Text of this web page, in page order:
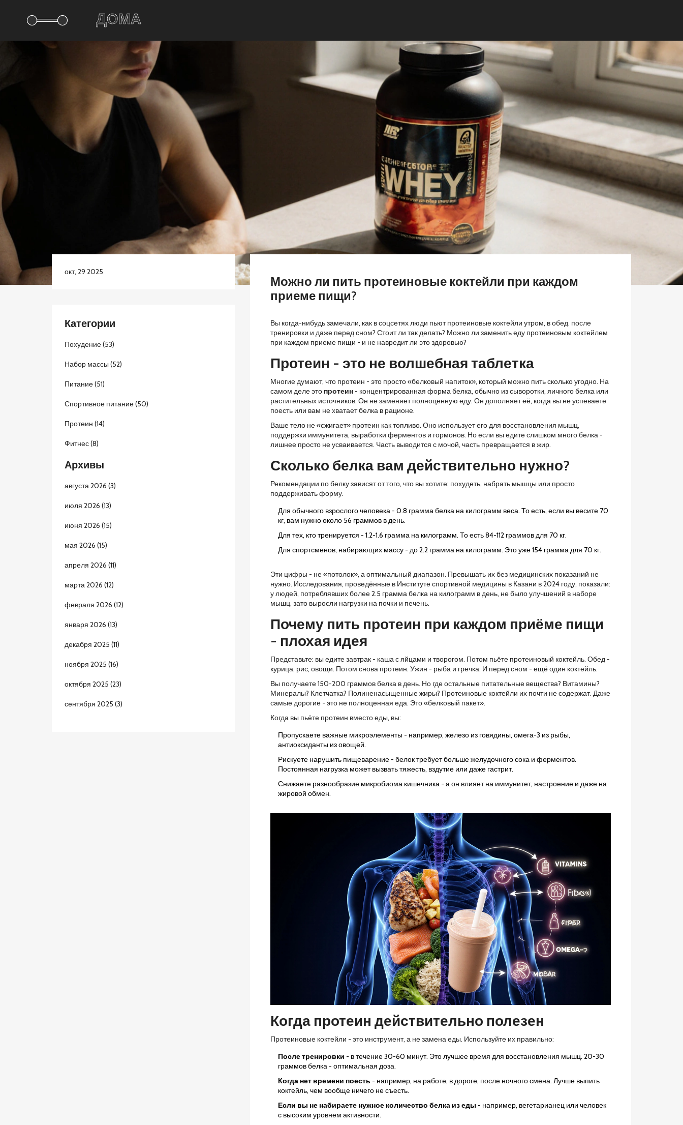
Можно ли пить протеиновые коктейли при каждом
приеме пищи?
Вы когда-нибудь замечали, как в соцсетях люди пьют протеиновые коктейли утром, в обед, после
тренировки и даже перед сном? Стоит ли так делать? Можно ли заменить еду протеиновым коктейлем
при каждом приеме пищи - и не навредит ли это здоровью?
Протеин - это не волшебная таблетка
Многие думают, что протеин - это просто «белковый напиток», который можно пить сколько угодно. На
самом деле это протеин - концентрированная форма белка, обычно из сыворотки, яичного белка или
растительных источников. Он не заменяет полноценную еду. Он дополняет её, когда вы не успеваете
поесть или вам не хватает белка в рационе.
Ваше тело не «сжигает» протеин как топливо. Оно использует его для восстановления мышц,
поддержки иммунитета, выработки ферментов и гормонов. Но если вы едите слишком много белка -
лишнее просто не усваивается. Часть выводится с мочой, часть превращается в жир.
Сколько белка вам действительно нужно?
Рекомендации по белку зависят от того, что вы хотите: похудеть, набрать мышцы или просто
поддерживать форму.
Для обычного взрослого человека - 0.8 грамма белка на килограмм веса. То есть, если вы весите 70
кг, вам нужно около 56 граммов в день.
Для тех, кто тренируется - 1.2-1.6 грамма на килограмм. То есть 84-112 граммов для 70 кг.
Для спортсменов, набирающих массу - до 2.2 грамма на килограмм. Это уже 154 грамма для 70 кг.
Эти цифры - не «потолок», а оптимальный диапазон. Превышать их без медицинских показаний не
нужно. Исследования, проведённые в Институте спортивной медицины в Казани в 2024 году, показали:
у людей, потреблявших более 2.5 грамма белка на килограмм в день, не было улучшений в наборе
мышц, зато выросли нагрузки на почки и печень.
Почему пить протеин при каждом приёме пищи
- плохая идея
Представьте: вы едите завтрак - каша с яйцами и творогом. Потом пьёте протеиновый коктейль. Обед -
курица, рис, овощи. Потом снова протеин. Ужин - рыба и гречка. И перед сном - ещё один коктейль.
Вы получаете 150-200 граммов белка в день. Но где остальные питательные вещества? Витамины?
Минералы? Клетчатка? Полиненасыщенные жиры? Протеиновые коктейли их почти не содержат. Даже
самые дорогие - это не полноценная еда. Это «белковый пакет».
Когда вы пьёте протеин вместо еды, вы:
Пропускаете важные микроэлементы - например, железо из говядины, омега-3 из рыбы,
антиоксиданты из овощей.
Рискуете нарушить пищеварение - белок требует больше желудочного сока и ферментов.
Постоянная нагрузка может вызвать тяжесть, вздутие или даже гастрит.
Снижаете разнообразие микробиома кишечника - а он влияет на иммунитет, настроение и даже на
жировой обмен.
Когда протеин действительно полезен
Протеиновые коктейли - это инструмент, а не замена еды. Используйте их правильно:
После тренировки - в течение 30-60 минут. Это лучшее время для восстановления мышц. 20-30
граммов белка - оптимальная доза.
Когда нет времени поесть - например, на работе, в дороге, после ночного смена. Лучше выпить
коктейль, чем вообще ничего не съесть.
Если вы не набираете нужное количество белка из еды - например, вегетарианец или человек
с высоким уровнем активности.
окт, 29 2025
Категории
Похудение(53)
Набор массы (52)
Питание(51)
Спортивное питание(50)
Протеин (14)
Фитнес(8)
Архивы
августа 2026 (3)
июля 2026 (13)
июня 2026 (15)
мая 2026 (15)
апреля 2026 (11)
марта 2026 (12)
февраля 2026 (12)
января 2026 (13)
декабря 2025 (11)
ноября 2025 (16)
октября 2025 (23)
сентября 2025 (3)